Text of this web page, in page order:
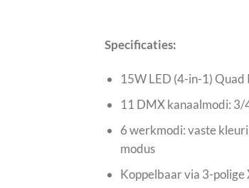
Specificaties:
15W LED (4-in-1) Quad
11 DMX kanaalmodi:
6 werkmodi: vaste
modus
Koppelbaar via 3-polige